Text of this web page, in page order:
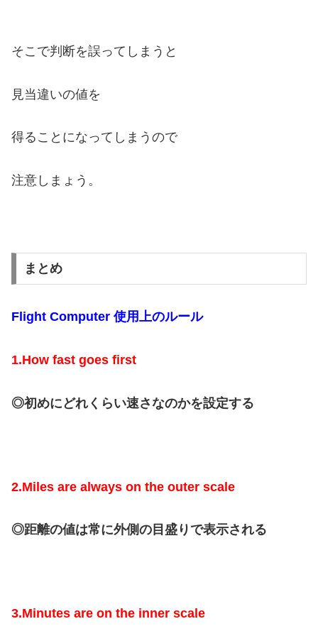
そこで判断を誤ってしまうと
見当違いの値を
得ることになってしまうので
注意しまょう。
まとめ
Flight Computer 使用上のルール
1.How fast goes first
◎初めにどれくらい速さなのかを設定する
2.Miles are always on the outer scale
◎距離の値は常に外側の目盛りで表示される
3.Minutes are on the inner scale